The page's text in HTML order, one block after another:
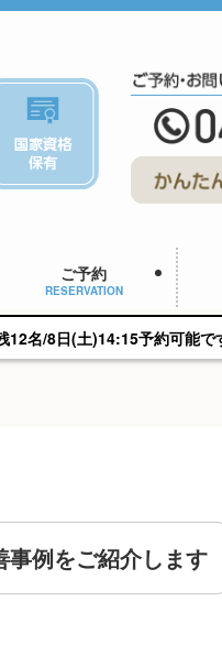
ご予約
RESERVATION
約可能です。
事例をご紹介します